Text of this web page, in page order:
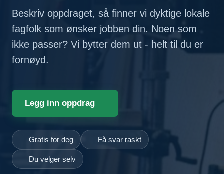
Beskriv oppdraget, så finner vi dyktige lokale
fagfolk som ønsker jobben din. Noen som
ikke passer? Vi bytter dem ut - helt til du er
fornøyd.
Legg inn oppdrag
Gratis for deg Få svar raskt
Du velger selv